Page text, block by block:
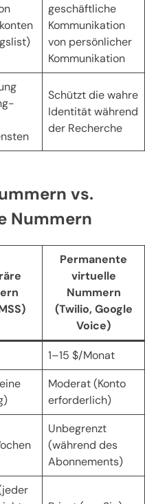
geschäftliche
Kommunikation
von persönlicher
Kommunikation
Schützt die wahre
Identität während
der Recherche
vs.
Nummern
Permanente
virtuelle
Nummern
(Twilio, Google
Voice)
1–15 $/Monat
Moderat (Konto
erforderlich)
Unbegrenzt
(während des
Abonnements)